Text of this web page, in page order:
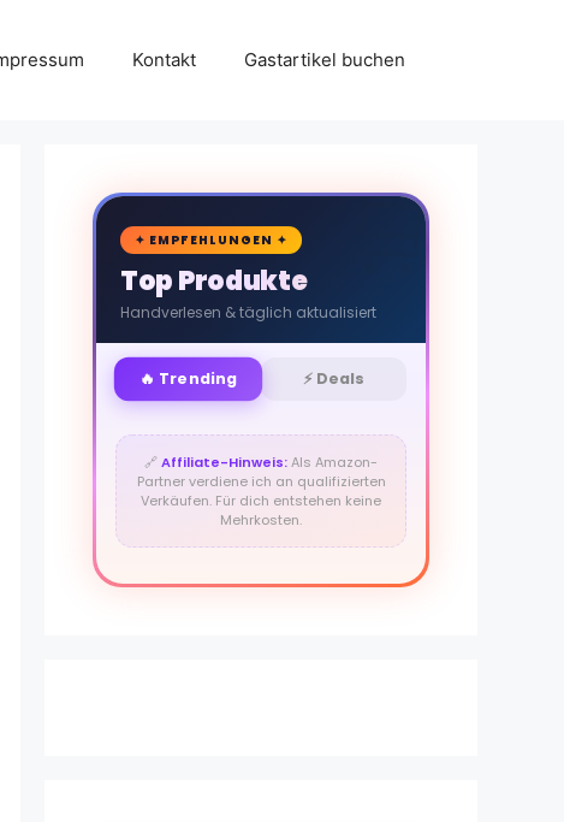
Kontakt Gastartikel buchen
🛒
✦ EMPFEHLUNGEN ✦
Top Produkte
Handverlesen & täglich aktualisiert
🔥 Trending ⚡ Deals
🔗Affiliate-Hinweis:Als Amazon-
Partner verdiene ich an qualifizierten
Verkäufen. Für dich entstehen keine
Mehrkosten.